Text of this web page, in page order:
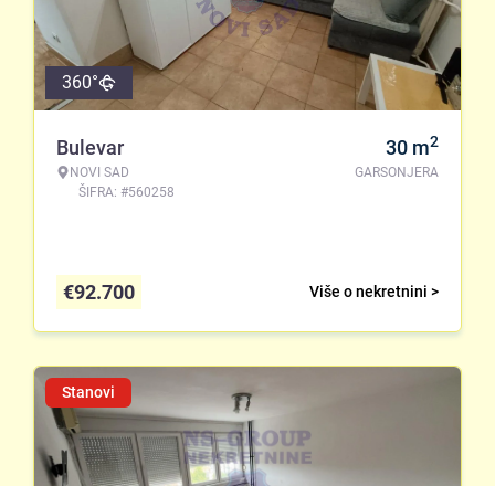
360°
Bulevar
NOVI SAD
ŠIFRA: #560258
30 m2
GARSONJERA
Više o nekretnini >
€92.700
Stanovi